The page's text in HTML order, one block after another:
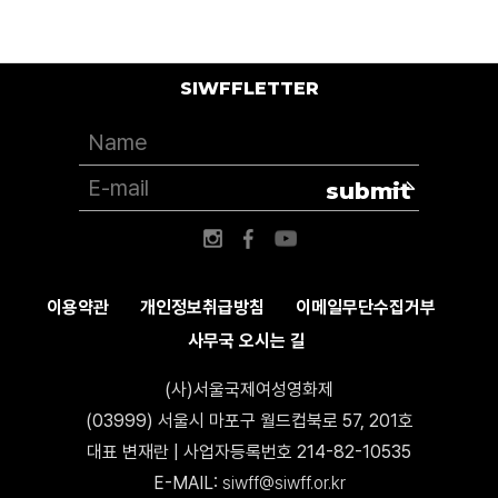
이용약관 개인정보취급방침
이메일무단수집거부
사무국 오시는 길
(사)서울국제여성영화제
(03999) 서울시 마포구 월드컵북로 57, 201호
대표 변재란 | 사업자등록번호 214-82-10535
E-MAIL: siwff@siwff.or.kr
SIWFFLETTER
submit